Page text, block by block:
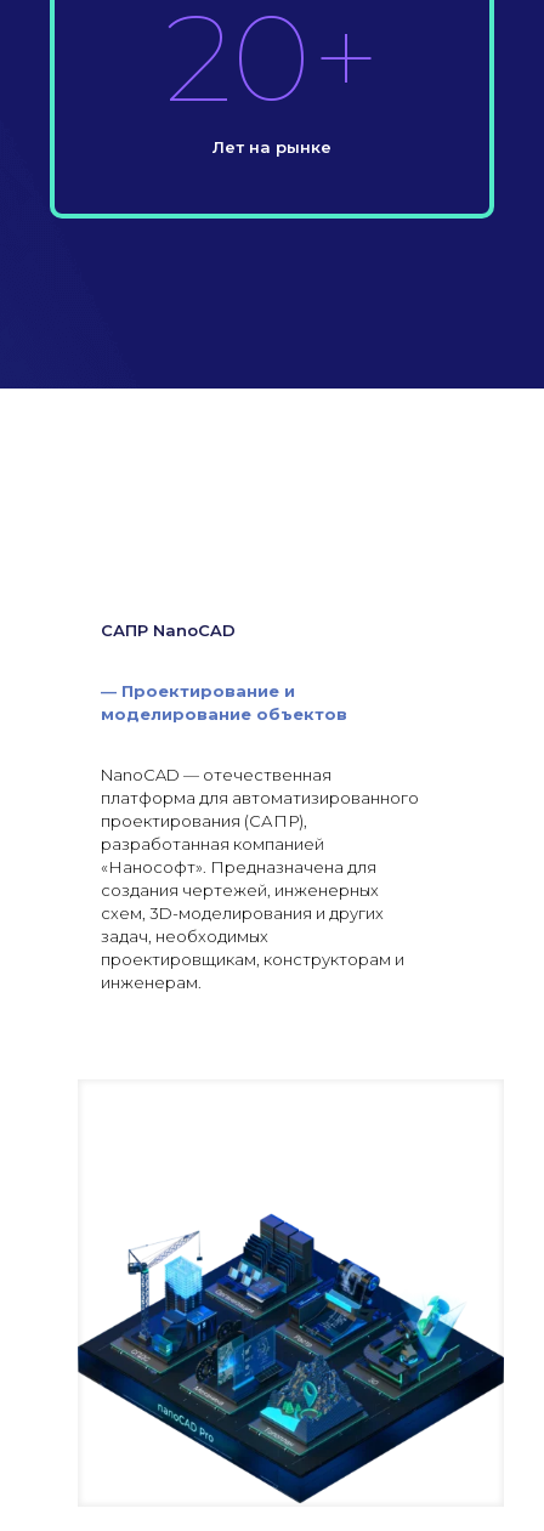
20+
Лет на рынке
САПР NanoCAD
— Проектирование и
моделирование объектов
NanoCAD — отечественная
платформа для автоматизированного
проектирования (САПР),
разработанная компанией
«Нанософт». Предназначена для
создания чертежей, инженерных
схем, 3D-моделирования и других
задач, необходимых
проектировщикам, конструкторам и
инженерам.